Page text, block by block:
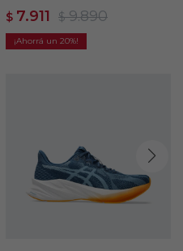
$ 7.911 $ 9.890
20